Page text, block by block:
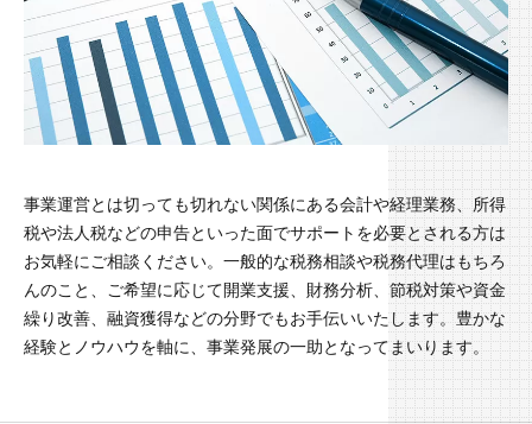
事業運営とは切っても切れない関係にある会計や経理業務、所得
税や法人税などの申告といった面でサポートを必要とされる方は
お気軽にご相談ください。一般的な税務相談や税務代理はもちろ
んのこと、ご希望に応じて開業支援、財務分析、節税対策や資金
繰り改善、融資獲得などの分野でもお手伝いいたします。豊かな
経験とノウハウを軸に、事業発展の一助となってまいります。